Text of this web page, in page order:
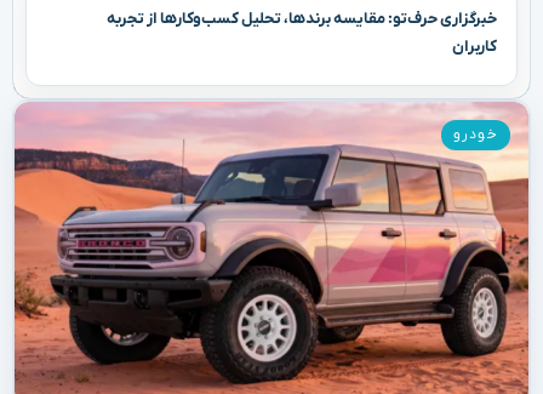
خبرگزاری حرف‌تو: مقایسه برندها، تحلیل کسب‌وکارها از تجربه
کاربران
خودرو